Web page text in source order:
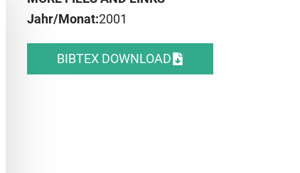
Jahr/Monat:2001
BIBTEX DOWNLOAD